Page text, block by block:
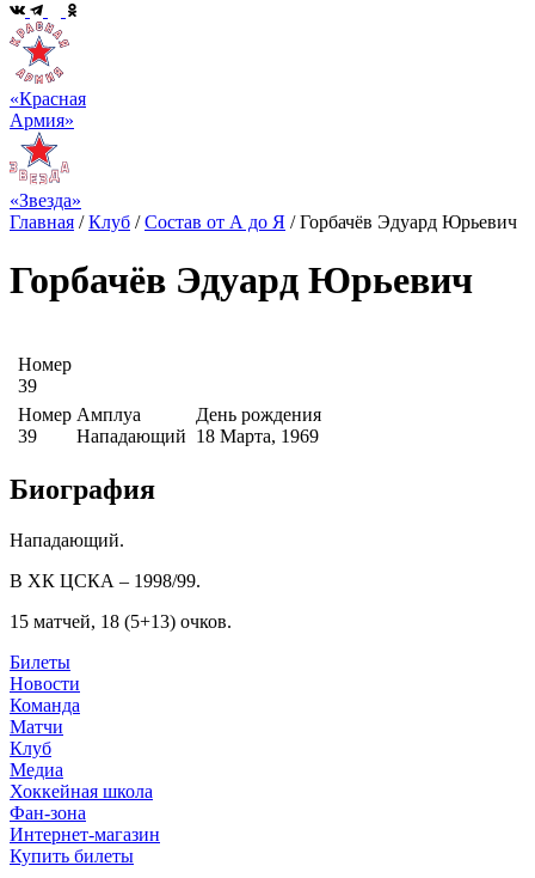
«Красная
Армия»
«Звезда»
Главная /Клуб /Состав от А до Я /Горбачёв Эдуард Юрьевич
Горбачёв Эдуард Юрьевич
Номер
39
Номер
39
Амплуа
Нападающий
День рождения
18 Марта, 1969
Биография
Нападающий.
В ХК ЦСКА – 1998/99.
15 матчей, 18 (5+13) очков.
Билеты
Новости
Команда
Матчи
Клуб
Медиа
Хоккейная школа
Фан-зона
Интернет-магазин
Купить билеты